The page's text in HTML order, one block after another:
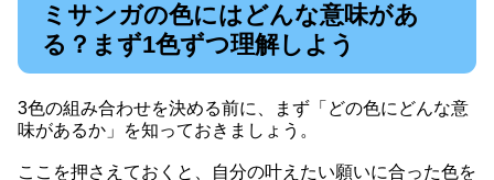
ミサンガの色にはどんな意味があ
る？まず1色ずつ理解しよう
3色の組み合わせを決める前に、まず「どの色にどんな意
味があるか」を知っておきましょう。
ここを押さえておくと、自分の叶えたい願いに合った色を